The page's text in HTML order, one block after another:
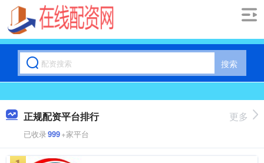
搜索
正规配资平台排行
已收录999+家平台
更多